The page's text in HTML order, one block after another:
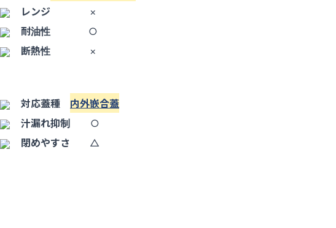
レンジ
×
耐油性
○
断熱性
×
対応蓋種 内外嵌合蓋
汁漏れ抑制
○
閉めやすさ
△